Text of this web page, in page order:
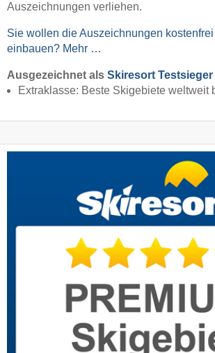
Auszeichnungen verliehen.
Sie wollen die Auszeichnungen
einbauen? Mehr …
Ausgezeichnet als Skiresort Testsieger
Extraklasse: Beste Skigebiete weltweit